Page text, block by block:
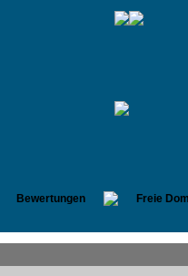
Bewertungen Freie